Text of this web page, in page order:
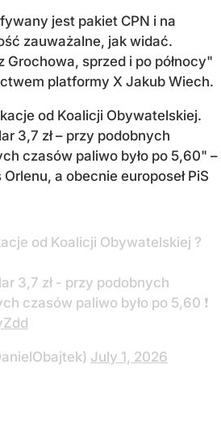
jest pakiet CPN i na
zauważalne, jak widać.
Grochowa, sprzed i po północy"
platformy X Jakub Wiech.
od Koalicji Obywatelskiej.
3,7 zł – przy podobnych
czasów paliwo było po 5,60" –
Orlenu, a obecnie europoseł PiS
od Koalicji Obywatelskiej ?
3,7 zł - przy podobnych
czasów paliwo było po 5,60 ❗️
July 1, 2026